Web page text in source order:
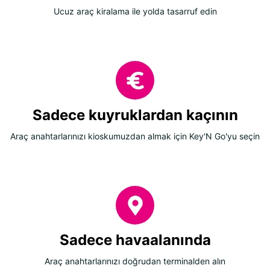
Ucuz araç kiralama ile yolda tasarruf edin
Sadece kuyruklardan kaçının
Araç anahtarlarınızı kioskumuzdan almak için Key'N Go'yu seçin
Sadece havaalanında
Araç anahtarlarınızı doğrudan terminalden alın